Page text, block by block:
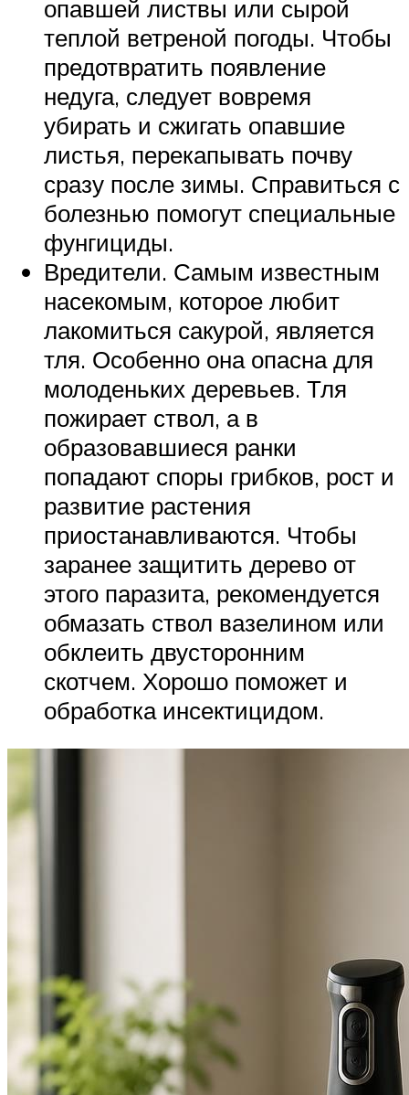
опавшей листвы или сырой
теплой ветреной погоды. Чтобы
предотвратить появление
недуга, следует вовремя
убирать и сжигать опавшие
листья, перекапывать почву
сразу после зимы. Справиться с
болезнью помогут специальные
фунгициды.
Вредители. Самым известным
насекомым, которое любит
лакомиться сакурой, является
тля. Особенно она опасна для
молоденьких деревьев. Тля
пожирает ствол, а в
образовавшиеся ранки
попадают споры грибков, рост и
развитие растения
приостанавливаются. Чтобы
заранее защитить дерево от
этого паразита, рекомендуется
обмазать ствол вазелином или
обклеить двусторонним
скотчем. Хорошо поможет и
обработка инсектицидом.